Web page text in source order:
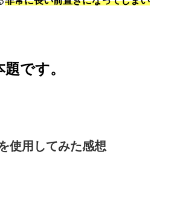
です。
使用してみた感想